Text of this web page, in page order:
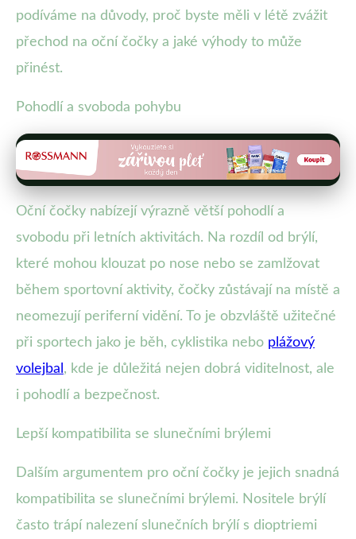
podíváme na důvody, proč byste měli v létě zvážit
přechod na oční čočky a jaké výhody to může
přinést.
Pohodlí a svoboda pohybu
Oční čočky nabízejí výrazně větší pohodlí a
svobodu při letních aktivitách. Na rozdíl od brýlí,
které mohou klouzat po nose nebo se zamlžovat
během sportovní aktivity, čočky zůstávají na místě a
neomezují periferní vidění. To je obzvláště užitečné
při sportech jako je běh, cyklistika nebo plážový
volejbal , kde je důležitá nejen dobrá viditelnost, ale
i pohodlí a bezpečnost.
Lepší kompatibilita se slunečními brýlemi
Dalším argumentem pro oční čočky je jejich snadná
kompatibilita se slunečními brýlemi. Nositele brýlí
často trápí nalezení slunečních brýlí s dioptriemi